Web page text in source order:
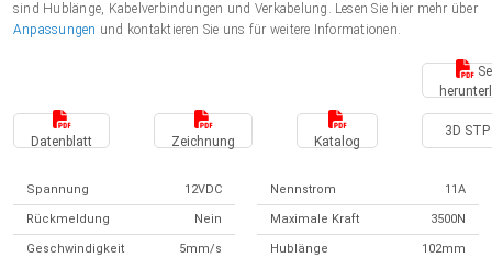
Suomi (EUR)
sind Hublänge, Kabelverbindungen und Verkabelung. Lesen Sie hier mehr über
Anpassungen und kontaktieren Sie uns für weitere Informationen.
Datenblatt Zeichnung Katalog
3D STP
Spannung 12VDC Nennstrom 11A
Rückmeldung Nein Maximale Kraft 3500N
Geschwindigkeit
5mm/s Hublänge 102mm